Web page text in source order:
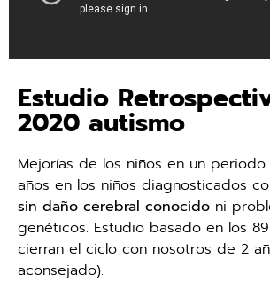
Estudio
2020 autismo
Mejorías de los niños en un
años en los niños diagnosticados
sin daño cerebral conocido ni
genéticos. Estudio basado en los
cierran el ciclo con nosotros de 2
aconsejado).